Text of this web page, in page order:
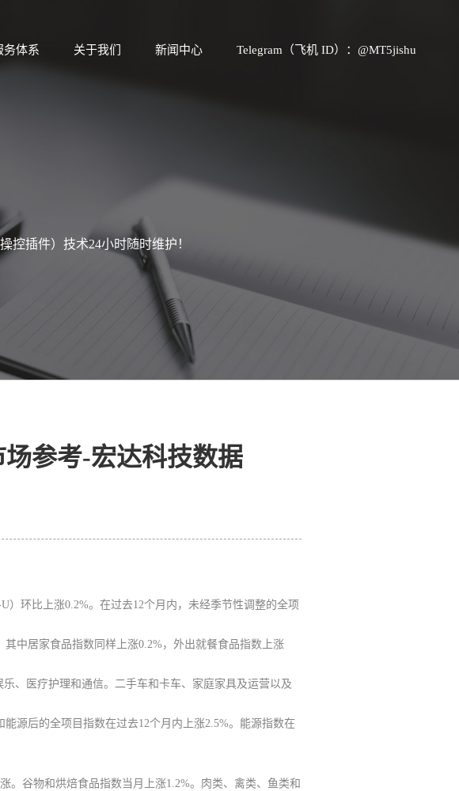
务体系 关于我们 新闻中心 Telegram（飞机 ID）：@MT5jishu
控插件）技术24小时随时维护！
参考-宏达科技数据
环比上涨0.2%。在过去12个月内，未经季节性调整的全项
其中居家食品指数同样上涨0.2%，外出就餐食品指数上涨
、医疗护理和通信。
二手车和卡车、家庭家具及运营以及
源后的全项目指数在过去12个月内上涨2.5%。能源指数在
。谷物和烘焙食品指数当月上涨1.2%。肉类、禽类、鱼类和